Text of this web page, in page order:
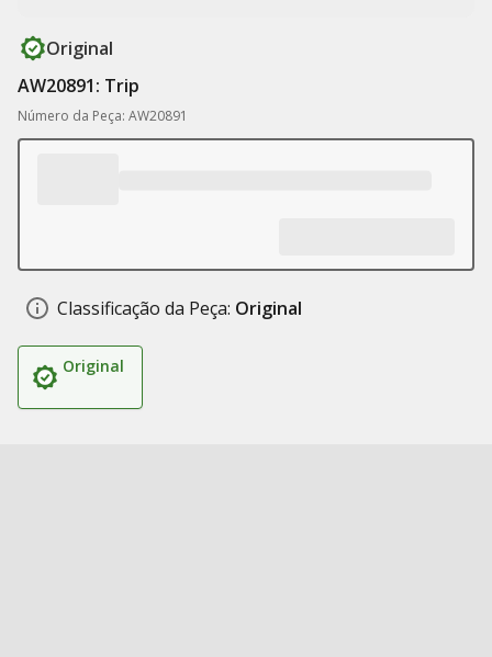
Original
AW20891: Trip
Número da Peça: AW20891
Classificação da Peça: Original
Original